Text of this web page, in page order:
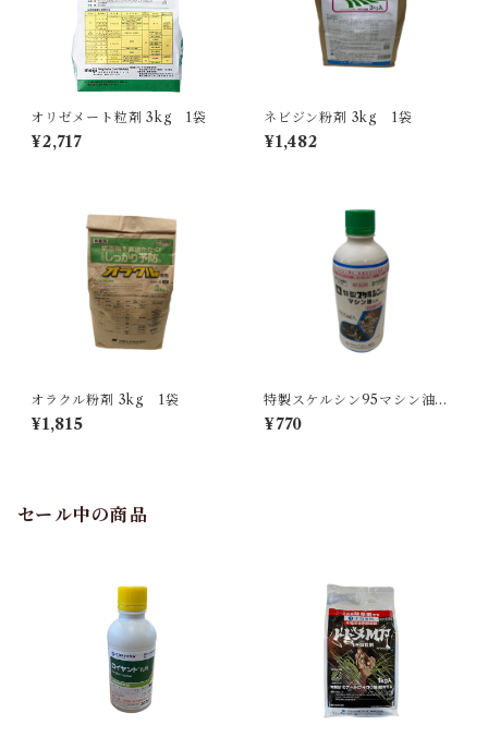
オリゼメート粒剤 3kg 1袋
¥2,717
ネビジン粉剤 3kg 1袋
¥1,482
オラクル粉剤 3kg 1袋
¥1,815
特製スケルシン95マシン油乳
剤 500ml 1本
¥770
セール中の商品